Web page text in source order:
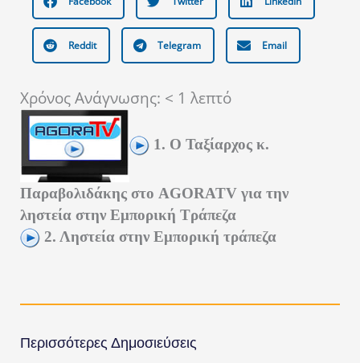
Reddit Telegram Email
Χρόνος Ανάγνωσης: < 1 λεπτό
1. Ο Ταξίαρχος κ.
Παραβολιδάκης στο AGORATV για την
ληστεία στην Εμπορική Τράπεζα
2. Ληστεία στην Εμπορική τράπεζα
Περισσότερες Δημοσιεύσεις